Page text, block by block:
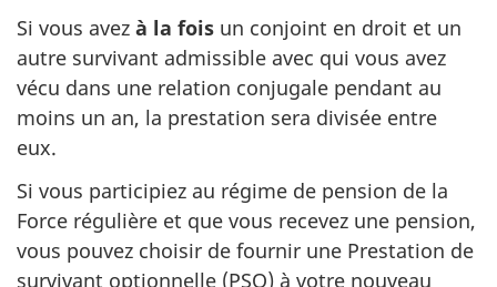
Si vous avez à la fois un conjoint en droit et un
autre survivant admissible avec qui vous avez
vécu dans une relation conjugale pendant au
moins un an, la prestation sera divisée entre
eux.
Si vous participiez au régime de pension de la
Force régulière et que vous recevez une pension,
vous pouvez choisir de fournir une Prestation de
survivant optionnelle (PSO) à votre nouveau